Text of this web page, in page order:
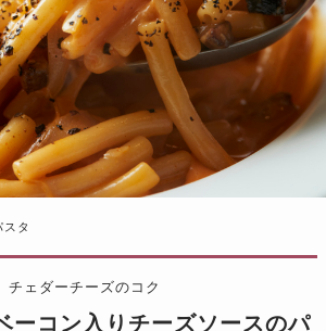
スタ
チェダーチーズのコク
ーコン入りチーズソースのパ